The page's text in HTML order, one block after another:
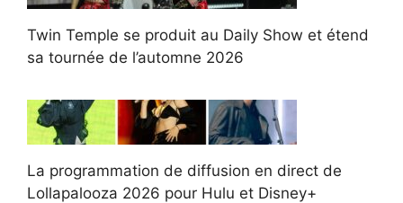
Twin Temple se produit au Daily Show et étend
sa tournée de l’automne 2026
La programmation de diffusion en direct de
Lollapalooza 2026 pour Hulu et Disney+